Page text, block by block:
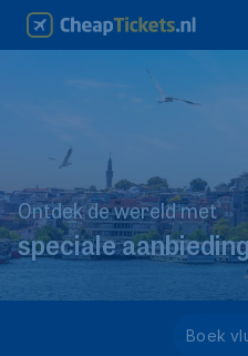
Ontdek de wereld met
speciale
Boek